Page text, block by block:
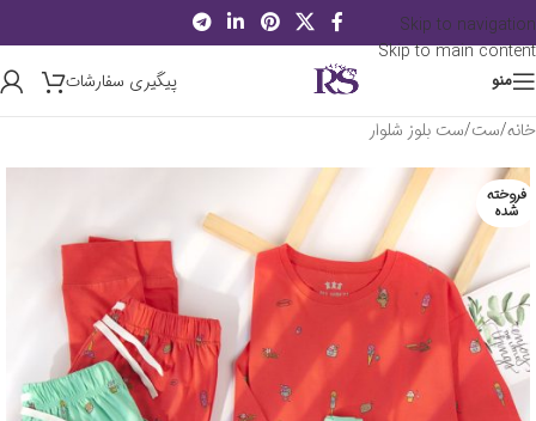
Skip to navigation
Skip to main content
منو
پیگیری سفارشات
خانه/ست/ست بلوز شلوار
فروخته
شده